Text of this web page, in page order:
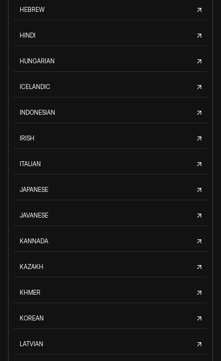
HEBREW
HINDI
HUNGARIAN
ICELANDIC
INDONESIAN
IRISH
ITALIAN
JAPANESE
JAVANESE
KANNADA
KAZAKH
KHMER
KOREAN
LATVIAN